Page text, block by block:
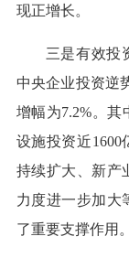
现正增长。
三是有效投
中央企业投资逆
增幅为7.2%。其
设施投资近
持续扩大、新产
力度进一步加大
了重要支撑作用。